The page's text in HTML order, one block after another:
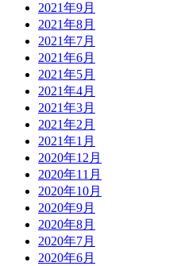
2021年9月
2021年8月
2021年7月
2021年6月
2021年5月
2021年4月
2021年3月
2021年2月
2021年1月
2020年12月
2020年11月
2020年10月
2020年9月
2020年8月
2020年7月
2020年6月